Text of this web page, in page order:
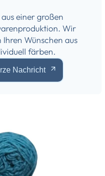
einer großen
Wir
Wünschen aus
färben.
Nachricht